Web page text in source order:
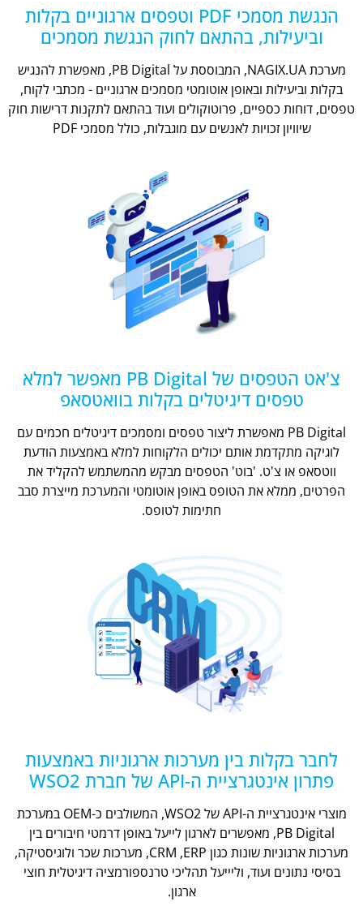
הנגשת מסמכי PDF וטפסים ארגוניים בקלות
וביעילות, בהתאם לחוק הנגשת מסמכים
מערכת NAGIX.UA, המבוססת על PB Digital, מאפשרת להנגיש
בקלות וביעילות ובאופן אוטומטי מסמכים ארגוניים - מכתבי לקוח,
טפסים, דוחות כספיים, פרוטוקולים ועוד בהתאם לתקנות דרישות חוק
שיוויון זכויות לאנשים עם מוגבלות, כולל מסמכי PDF
צ'אט הטפסים של PB Digital מאפשר למלא
טפסים דיגיטלים בקלות בוואטסאפ
PB Digital מאפשרת ליצור טפסים ומסמכים דיגיטלים חכמים עם
לוגיקה מתקדמת אותם יכולים הלקוחות למלא באמצעות הודעת
ווטסאפ או צ'ט. 'בוט' הטפסים מבקש מהמשתמש להקליד את
הפרטים, ממלא את הטופס באופן אוטומטי והמערכת מייצרת סבב
חתימות לטופס.
לחבר בקלות בין מערכות ארגוניות באמצעות
פתרון אינטגרציית ה-API של חברת WSO2
מוצרי אינטגרציית ה-API של WSO2, המשולבים כ-OEM במערכת
PB Digital, מאפשרים לארגון לייעל באופן דרמטי חיבורים בין
מערכות ארגוניות שונות כגון CRM ,ERP, מערכות שכר ולוגיסטיקה,
בסיסי נתונים ועוד, וליייעל תהליכי טרנספורמציה דיגיטלית חוצי
ארגון.